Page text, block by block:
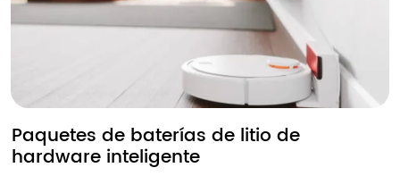
Paquetes de baterías de litio de
hardware inteligente